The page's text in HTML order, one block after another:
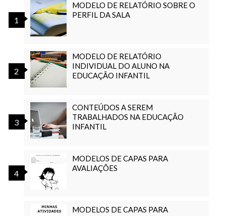
MODELO DE RELATÓRIO SOBRE O
PERFIL DA SALA
MODELO DE RELATÓRIO
INDIVIDUAL DO ALUNO NA
EDUCAÇÃO INFANTIL
CONTEÚDOS A SEREM
TRABALHADOS NA EDUCAÇÃO
INFANTIL
MODELOS DE CAPAS PARA
AVALIAÇÕES
MODELOS DE CAPAS PARA